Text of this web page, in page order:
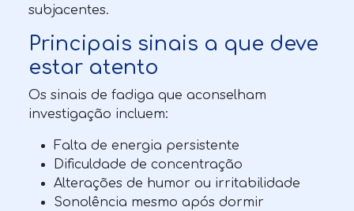
subjacentes.
Principais sinais a que deve
estar atento
Os sinais de fadiga que aconselham
investigação incluem:
Falta de energia persistente
Dificuldade de concentração
Alterações de humor ou irritabilidade
Sonolência mesmo após dormir